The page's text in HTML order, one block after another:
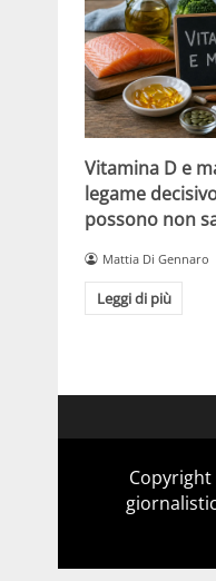
Vitamina D e
legame
possono non
Mattia Di Gennaro
Leggi di più
Copyright